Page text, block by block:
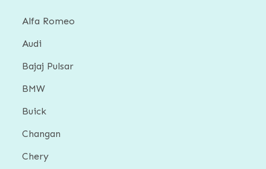
Alfa Romeo
Audi
Bajaj Pulsar
BMW
Buick
Changan
Chery